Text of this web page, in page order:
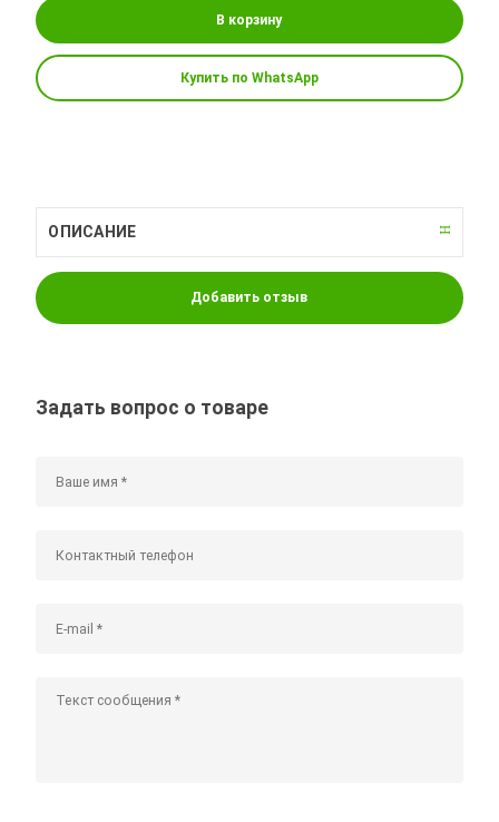
В корзину
Купить по WhatsApp
ОПИСАНИЕ
Добавить отзыв
Задать вопрос о товаре